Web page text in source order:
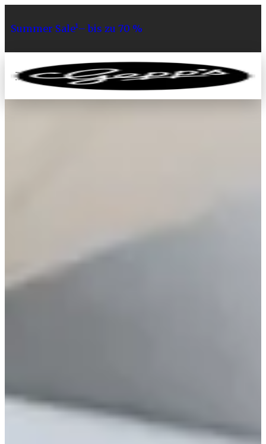
Summer Sale¹– bis zu 70 %
0